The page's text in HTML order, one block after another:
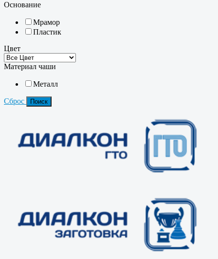
Основание
Мрамор
Пластик
Цвет
Материал чаши
Металл
Сброс